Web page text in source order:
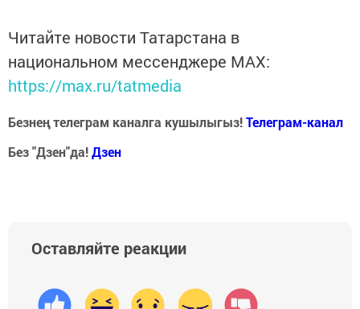
Читайте новости Татарстана в
национальном мессенджере MАХ:
https://max.ru/tatmedia
Безнең телеграм каналга кушылыгыз!Телеграм-канал
Без "Дзен"да!Дзен
Оставляйте реакции